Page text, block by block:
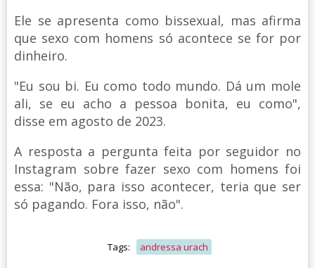
Ele se apresenta como bissexual, mas afirma
que sexo com homens só acontece se for por
dinheiro.
"Eu sou bi. Eu como todo mundo. Dá um mole
ali, se eu acho a pessoa bonita, eu como",
disse em agosto de 2023.
A resposta a pergunta feita por seguidor no
Instagram sobre fazer sexo com homens foi
essa: "Não, para isso acontecer, teria que ser
só pagando. Fora isso, não".
Tags: andressa urach